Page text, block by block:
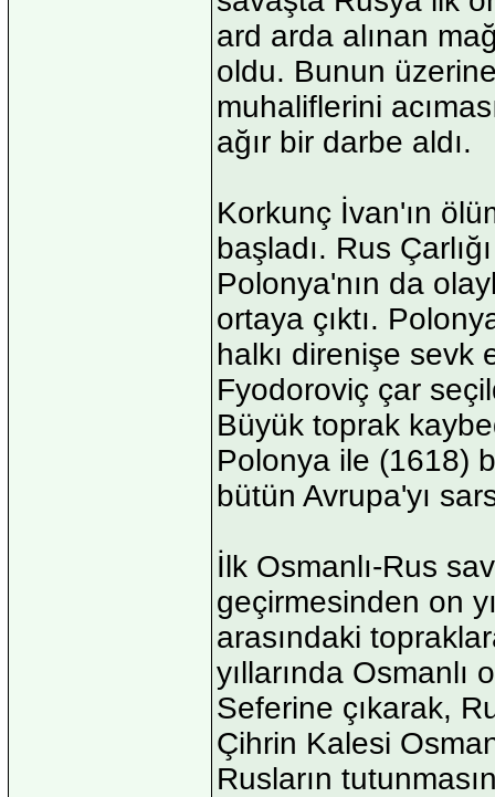
ard arda alınan
oldu. Bunun
muhaliflerini
ağır bir darbe aldı.
Korkunç İvan'ın
başladı. Rus
Polonya'nın da
ortaya çıktı.
halkı direnişe sevk
Fyodoroviç çar
Büyük toprak
Polonya ile (1618)
bütün Avrupa'yı
İlk Osmanlı-Rus
geçirmesinden on
arasındaki
yıllarında Osmanlı
Seferine çıkarak,
Çihrin Kalesi
Rusların